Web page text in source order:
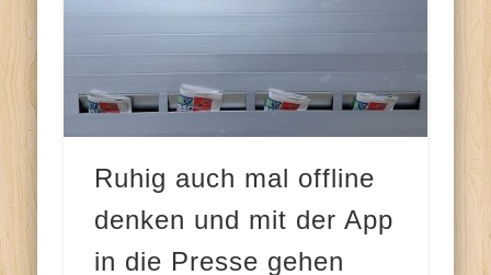
Ruhig auch mal offline
denken und mit der App
in die Presse gehen